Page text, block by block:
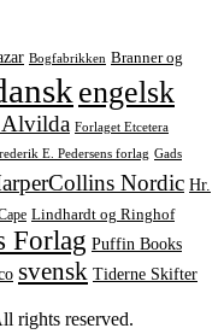
Bogfabrikken Branner og
engelsk
Alvilda Forlaget Etcetera
E. Pedersens forlag Gads
Nordic Hr.
Lindhardt og Ringhof
Forlag Puffin Books
svensk Tiderne Skifter
rights reserved.